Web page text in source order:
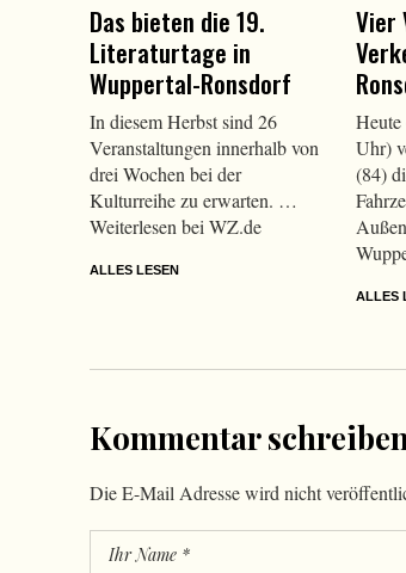
Das bieten die 19.
Literaturtage in
Wuppertal-Ronsdorf
In diesem Herbst sind 26
Veranstaltungen innerhalb von
drei Wochen bei der
Kulturreihe zu erwarten. …
Weiterlesen bei WZ.de
ALLES LESEN
Vier
Uhr)
(84)
ALLES
Kommentar schreiben
Die E-Mail Adresse wird nicht